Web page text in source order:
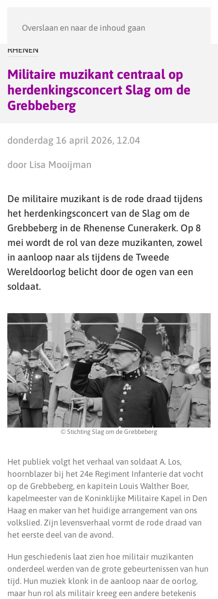
Overslaan en naar de inhoud gaan
RHENEN
Militaire muzikant centraal op
herdenkingsconcert Slag om de
Grebbeberg
donderdag 16 april 2026, 12.04
door Lisa Mooijman
De militaire muzikant is de rode draad tijdens
het herdenkingsconcert van de Slag om de
Grebbeberg in de Rhenense Cunerakerk. Op 8
mei wordt de rol van deze muzikanten, zowel
in aanloop naar als tijdens de Tweede
Wereldoorlog belicht door de ogen van een
soldaat.
© Stichting Slag om de Grebbeberg
Het publiek volgt het verhaal van soldaat A. Los,
hoornblazer bij het 24e Regiment Infanterie dat vocht
op de Grebbeberg, en kapitein Louis Walther Boer,
kapelmeester van de Koninklijke Militaire Kapel in Den
Haag en maker van het huidige arrangement van ons
volkslied. Zijn levensverhaal vormt de rode draad van
het eerste deel van de avond.
Hun geschiedenis laat zien hoe militair muzikanten
onderdeel werden van de grote gebeurtenissen van hun
tijd. Hun muziek klonk in de aanloop naar de oorlog,
maar hun rol als militair kreeg een andere betekenis